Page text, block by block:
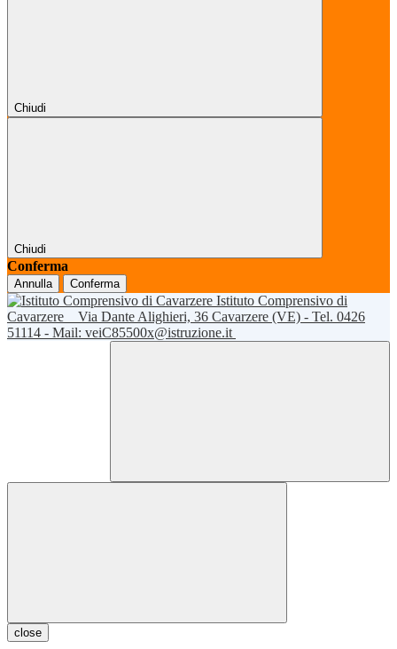
Chiudi
Chiudi
Conferma
Annulla Conferma
Istituto Comprensivo di
Cavarzere
Via Dante Alighieri, 36 Cavarzere (VE) - Tel. 0426
51114 - Mail: veiC85500x@istruzione.it
close